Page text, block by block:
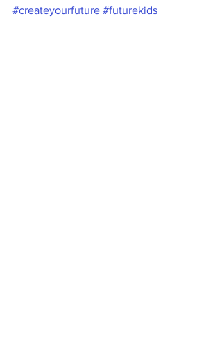
#createyourfuture #futurekids